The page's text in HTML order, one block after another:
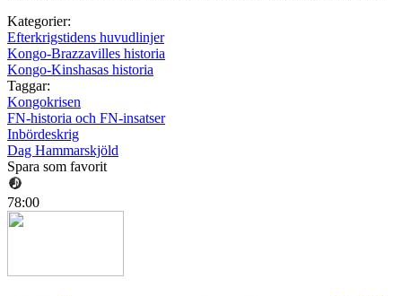
Kategorier:
Efterkrigstidens huvudlinjer
Kongo-Brazzavilles historia
Kongo-Kinshasas historia
Taggar:
Kongokrisen
FN-historia och FN-insatser
Inbördeskrig
Dag Hammarskjöld
Spara som favorit
78:00